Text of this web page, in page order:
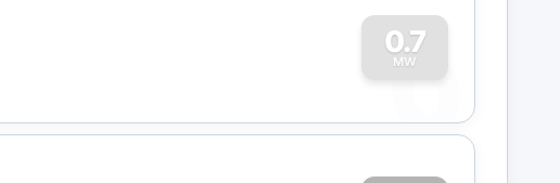
0.7
MW
0